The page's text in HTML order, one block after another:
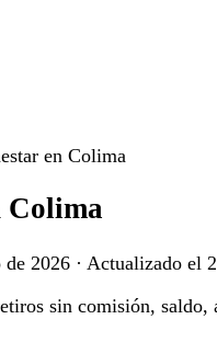
en Colima
Colima
2026 · Actualizado el
sin comisión,